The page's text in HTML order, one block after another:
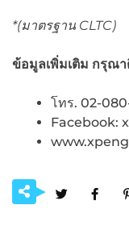
*(มาตรฐาน CLTC)
ข้อมูลเพิ่มเติม กรุณ
โทร. 02-
Facebook: